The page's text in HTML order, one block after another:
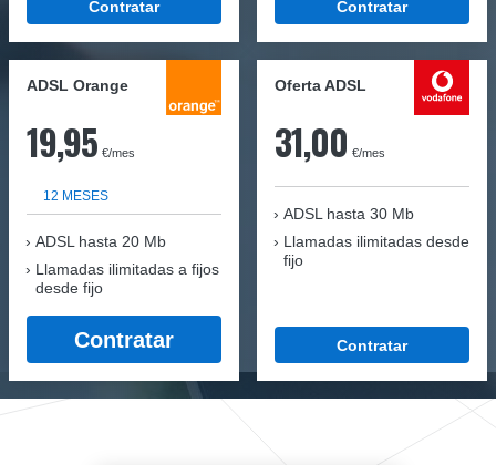
Contratar Contratar
ADSL Orange
19,95 €/mes
12 MESES
ADSL hasta 20 Mb
Llamadas ilimitadas a fijos
desde fijo
Contratar
Oferta ADSL
31,00 €/mes
ADSL hasta 30 Mb
Llamadas ilimitadas desde
fijo
Contratar